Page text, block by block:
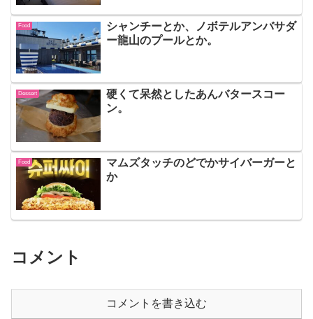
Food
シャンチーとか、ノボテルアンバサダ
ー龍山のプールとか。
Dessert
硬くて呆然としたあんバタースコー
ン。
Food
マムズタッチのどでかサイバーガーと
か
コメント
コメントを書き込む